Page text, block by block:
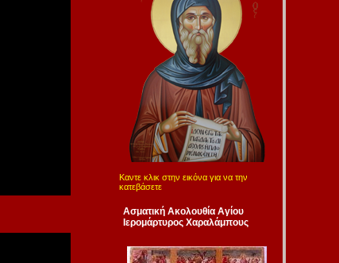
Καντε κλικ στην εικόνα για να την
κατεβάσετε
Ασματική Ακολουθία Αγίου
Ιερομάρτυρος Χαραλάμπους